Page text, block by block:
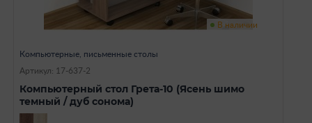
В наличии
Компьютерные, письменные столы
Артикул: 17-637-2
Компьютерный стол Грета-10 (Ясень шимо
темный / дуб сонома)